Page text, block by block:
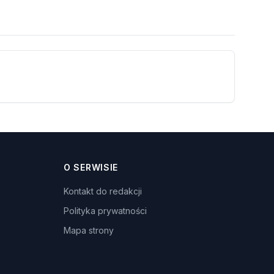
O SERWISIE
Kontakt do redakcji
Polityka prywatności
Mapa strony